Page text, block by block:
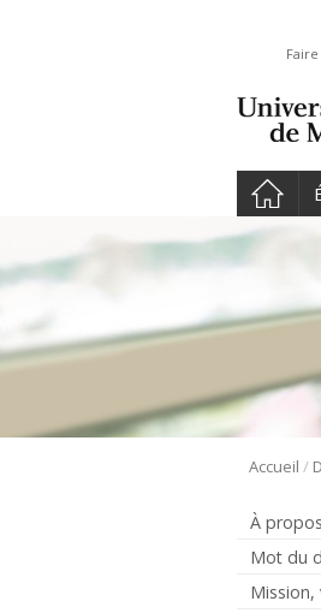
Accueil /
À propos
Mot du
Mission,